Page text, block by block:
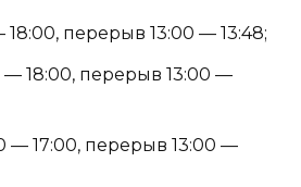
перерыв 13:00 — 13:48;
— 18:00, перерыв 13:00 —
— 17:00, перерыв 13:00 —